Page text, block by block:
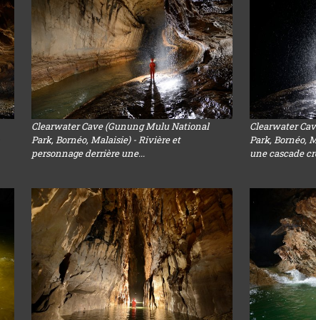
Clearwater Cave (Gunung Mulu National
Park, Bornéo, Malaisie) - Rivière et
personnage derrière une...
Clearwater
Park, Bornéo,
une cascade